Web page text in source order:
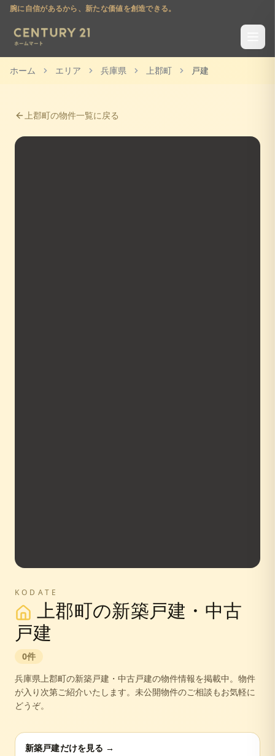
腕に自信があるから、新たな価値を創造できる。
ホーム エリア 兵庫県 上郡町 戸建
上郡町の物件一覧に戻る
KODATE
上郡町の新築戸建・中古
戸建
0件
兵庫県上郡町の新築戸建・中古戸建の物件情報を掲載中。 物件
が入り次第ご紹介いたします。未公開物件のご相談もお気軽に
どうぞ。
新築戸建だけを見る →